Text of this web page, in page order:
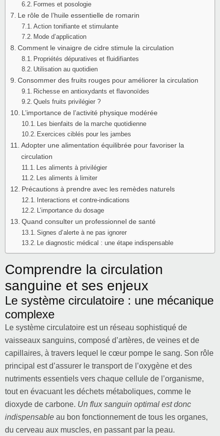
Formes et posologie
Le rôle de l’huile essentielle de romarin
Action tonifiante et stimulante
Mode d’application
Comment le vinaigre de cidre stimule la circulation
Propriétés dépuratives et fluidifiantes
Utilisation au quotidien
Consommer des fruits rouges pour améliorer la circulation
Richesse en antioxydants et flavonoïdes
Quels fruits privilégier ?
L’importance de l’activité physique modérée
Les bienfaits de la marche quotidienne
Exercices ciblés pour les jambes
Adopter une alimentation équilibrée pour favoriser la
circulation
Les aliments à privilégier
Les aliments à limiter
Précautions à prendre avec les remèdes naturels
Interactions et contre-indications
L’importance du dosage
Quand consulter un professionnel de santé
Signes d’alerte à ne pas ignorer
Le diagnostic médical : une étape indispensable
Comprendre la circulation
sanguine et ses enjeux
Le système circulatoire : une mécanique
complexe
Le système circulatoire est un réseau sophistiqué de
vaisseaux sanguins, composé d’artères, de veines et de
capillaires, à travers lequel le cœur pompe le sang. Son rôle
principal est d’assurer le transport de l’oxygène et des
nutriments essentiels vers chaque cellule de l’organisme,
tout en évacuant les déchets métaboliques, comme le
dioxyde de carbone. Un flux sanguin optimal est donc
indispensable au bon fonctionnement de tous les organes,
du cerveau aux muscles, en passant par la peau.